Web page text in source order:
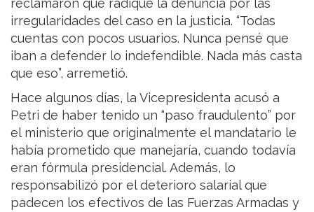
reclamaron que radique la denuncia por las
irregularidades del caso en la justicia. “Todas
cuentas con pocos usuarios. Nunca pensé que
iban a defender lo indefendible. Nada más casta
que eso”, arremetió.
Hace algunos días, la Vicepresidenta acusó a
Petri de haber tenido un “paso fraudulento” por
el ministerio que originalmente el mandatario le
había prometido que manejaría, cuando todavía
eran fórmula presidencial. Además, lo
responsabilizó por el deterioro salarial que
padecen los efectivos de las Fuerzas Armadas y